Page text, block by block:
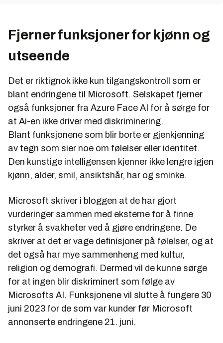
Fjerner funksjoner for kjønn og
utseende
Det er riktignok ikke kun tilgangskontroll som er
blant endringene til Microsoft. Selskapet fjerner
også funksjoner fra Azure Face AI for å sørge for
at Ai-en ikke driver med diskriminering.
Blant funksjonene som blir borte er gjenkjenning
av tegn som sier noe om følelser eller identitet.
Den kunstige intelligensen kjenner ikke lengre igjen
kjønn, alder, smil, ansiktshår, har og sminke.
Microsoft skriver i bloggen at de har gjort
vurderinger sammen med eksterne for å finne
styrker å svakheter ved å gjøre endringene. De
skriver at det er vage definisjoner på følelser, og at
det også har mye sammenheng med kultur,
religion og demografi. Dermed vil de kunne sørge
for at ingen blir diskriminert som følge av
Microsofts AI. Funksjonene vil slutte å fungere 30
juni 2023 for de som var kunder før Microsoft
annonserte endringene 21. juni.